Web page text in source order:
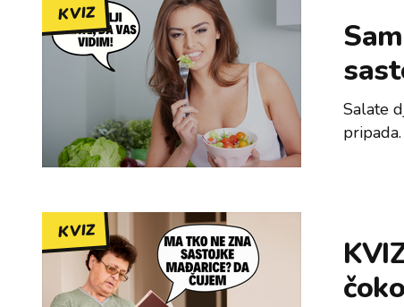
KVIZ
Salate
KVIZ